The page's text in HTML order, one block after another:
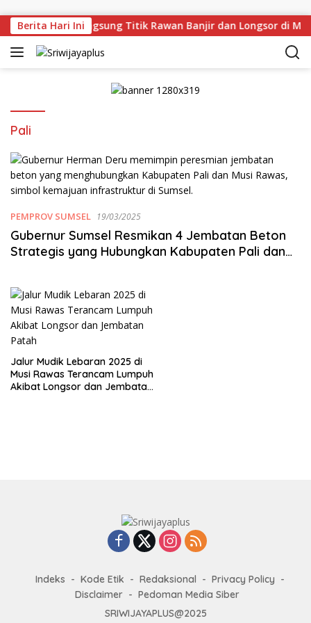
Berita Hari Ini
Deru Tinjau Langsung Titik Rawan Banjir dan Longsor di
Pali
PEMPROV SUMSEL 19/03/2025
Gubernur Sumsel Resmikan 4 Jembatan Beton
Strategis yang Hubungkan Kabupaten Pali dan
Jalur Mudik Lebaran 2025 di
Musi Rawas Terancam Lumpuh
Akibat Longsor dan Jembatan
Indeks Kode Etik Redaksional
Privacy Policy
Disclaimer
Pedoman Media Siber
SRIWIJAYAPLUS@2025